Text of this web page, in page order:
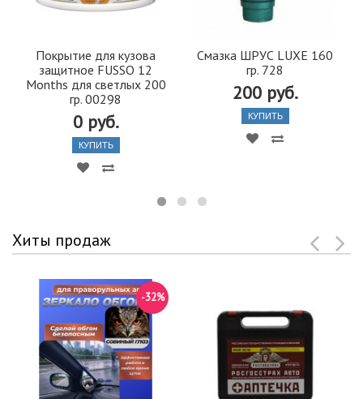
Покрытие для кузова
защитное FUSSO 12
Months для светлых 200
гр. 00298
0 руб.
КУПИТЬ
Смазка ШРУС LUXE 160
гр. 728
200 руб.
КУПИТЬ
Хиты продаж
-32%